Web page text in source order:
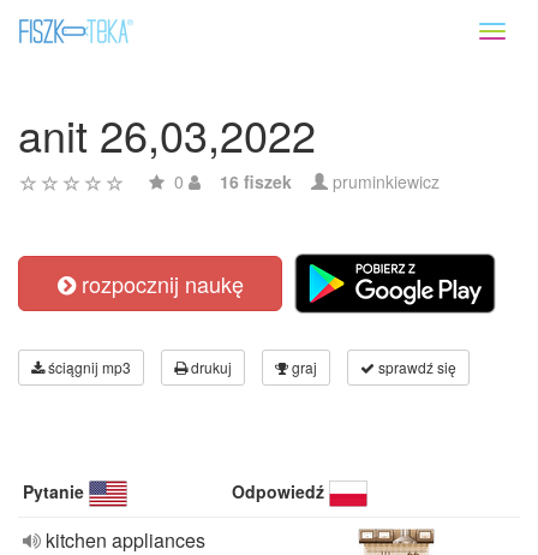
anit 26,03,2022
0 16 fiszek pruminkiewicz
rozpocznij naukę
ściągnij mp3 drukuj graj sprawdź się
Pytanie Odpowiedź
kitchen appliances